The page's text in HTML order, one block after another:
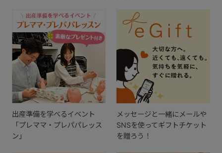
出産準備を学べるイベント
「プレママ・プレパパレッス
ン」
メッセージと一緒にメールや
SNSを使ってギフトチケット
を贈ろう！